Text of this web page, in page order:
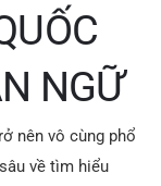
e
dI
n
NGỮ
nên vô cùng phổ
về tìm hiểu